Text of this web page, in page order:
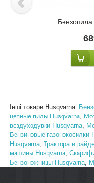
Інші товари Husqvarna:
цепные пилы Husqvarna,
воздуходувки Husqvarna,
Бензиновые газонокосилки
Husqvarna, Трактора и
машины Husqvarna,
Бензоножницы Husqvarna,